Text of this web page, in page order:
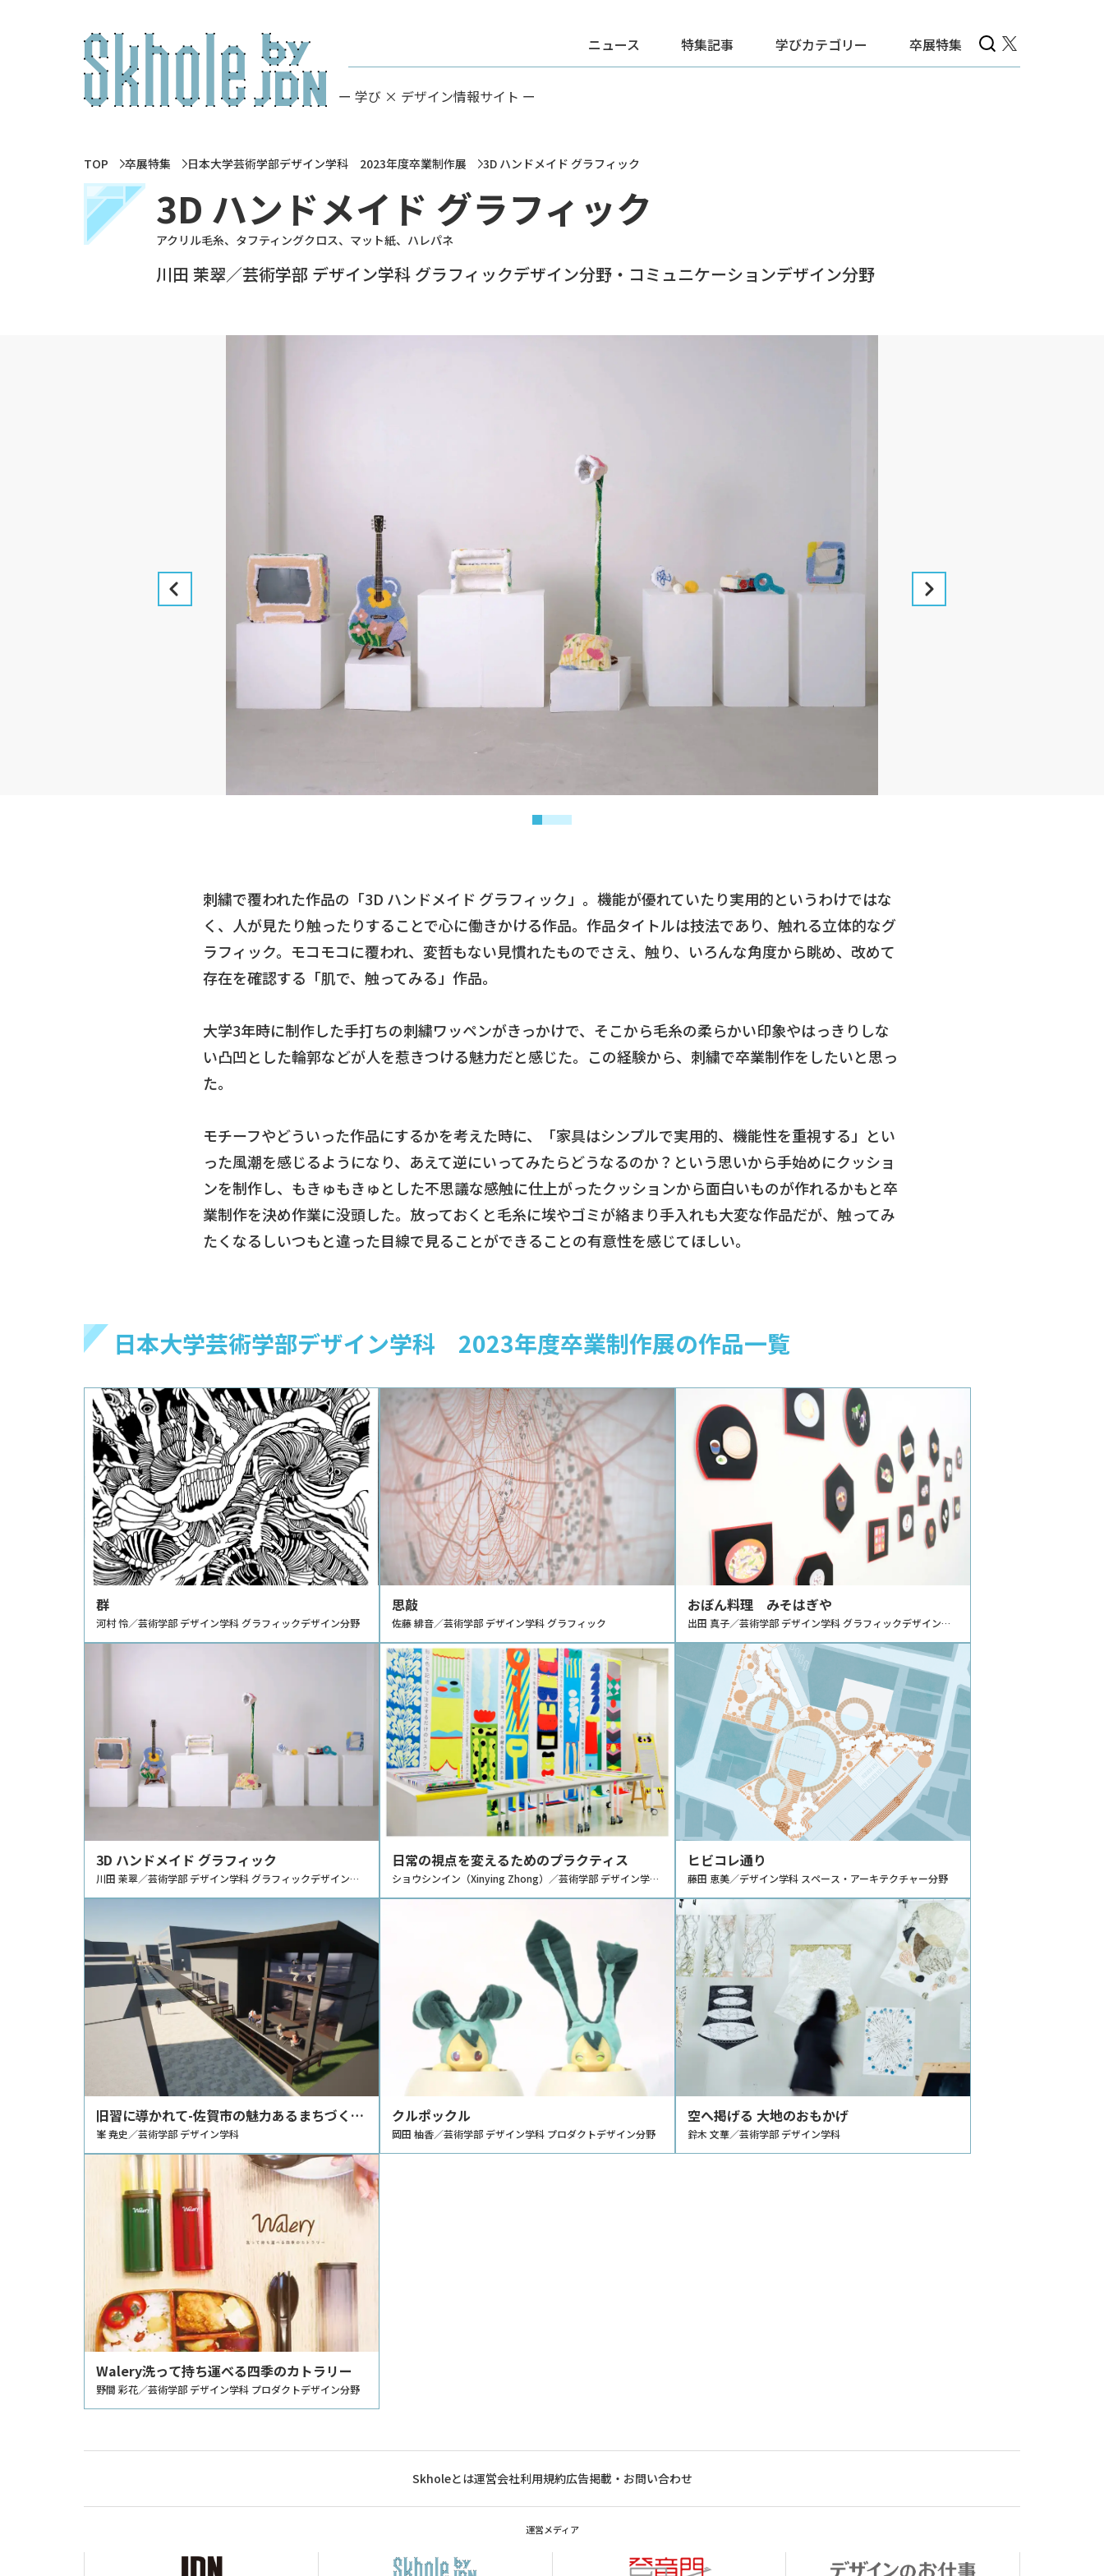
ー 学び × デザイン情報サイト ー
ニュース 特集記事 学びカテゴリー 卒展特集
TOP 卒展特集 日本大学芸術学部デザイン学科 2023年度卒業制作展 3D ハンドメイド グラフィック
3D ハンドメイド グラフィック
アクリル毛糸、タフティングクロス、マット紙、ハレパネ
川田 茉翠／芸術学部 デザイン学科 グラフィックデザイン分野・コミュニケーションデザイン分野
刺繍で覆われた作品の「3D ハンドメイド グラフィック」。機能が優れていたり実用的というわけではな
く、人が見たり触ったりすることで心に働きかける作品。作品タイトルは技法であり、触れる立体的なグ
ラフィック。モコモコに覆われ、変哲もない見慣れたものでさえ、触り、いろんな角度から眺め、改めて
存在を確認する「肌で、触ってみる」作品。
大学3年時に制作した手打ちの刺繍ワッペンがきっかけで、そこから毛糸の柔らかい印象やはっきりしな
い凸凹とした輪郭などが人を惹きつける魅力だと感じた。この経験から、刺繍で卒業制作をしたいと思っ
た。
モチーフやどういった作品にするかを考えた時に、「家具はシンプルで実用的、機能性を重視する」とい
った風潮を感じるようになり、あえて逆にいってみたらどうなるのか？という思いから手始めにクッショ
ンを制作し、もきゅもきゅとした不思議な感触に仕上がったクッションから面白いものが作れるかもと卒
業制作を決め作業に没頭した。放っておくと毛糸に埃やゴミが絡まり手入れも大変な作品だが、触ってみ
たくなるしいつもと違った目線で見ることができることの有意性を感じてほしい。
日本大学芸術学部デザイン学科 2023年度卒業制作展の作品一覧
群
河村 怜／芸術学部 デザイン学科 グラフィックデザイン分野
思敲
佐藤 緋音／芸術学部 デザイン学科 グラフィック
おぼん料理 みそはぎや
出田 真子／芸術学部 デザイン学科 グラフィックデザイン分
3D ハンドメイド グラフィック
川田 茉翠／芸術学部 デザイン学科 グラフィックデザイン分
日常の視点を変えるためのプラクティス
ショウシンイン（Xinying Zhong）／芸術学部 デザイン学科
ヒビコレ通り
藤田 恵美／デザイン学科 スペース・アーキテクチャー分野
旧習に導かれて-佐賀市の魅力あるまちづく
り-
峯 尭史／芸術学部 デザイン学科
クルポックル
岡田 柚香／芸術学部 デザイン学科 プロダクトデザイン分野
空へ掲げる 大地のおもかげ
鈴木 文華／芸術学部 デザイン学科
Walery洗って持ち運べる四季のカトラリー
野間 彩花／芸術学部 デザイン学科 プロダクトデザイン分野
Skholeとは運営会社利用規約広告掲載・お問い合わせ
運営メディア